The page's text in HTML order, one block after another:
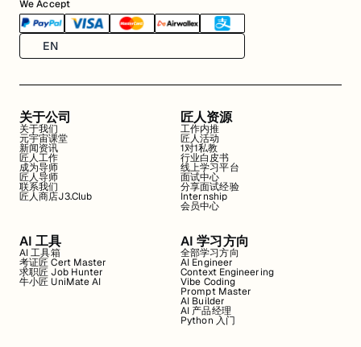
We Accept
EN
关于公司
关于我们
元宇宙课堂
新闻资讯
匠人工作
成为导师
匠人导师
联系我们
匠人商店J3.Club
匠人资源
工作内推
匠人活动
1对1私教
行业白皮书
线上学习平台
面试中心
分享面试经验
Internship
会员中心
AI 工具
AI 工具箱
考证匠 Cert Master
求职匠 Job Hunter
牛小匠 UniMate AI
AI 学习方向
全部学习方向
AI Engineer
Context Engineering
Vibe Coding
Prompt Master
AI Builder
AI 产品经理
Python 入门